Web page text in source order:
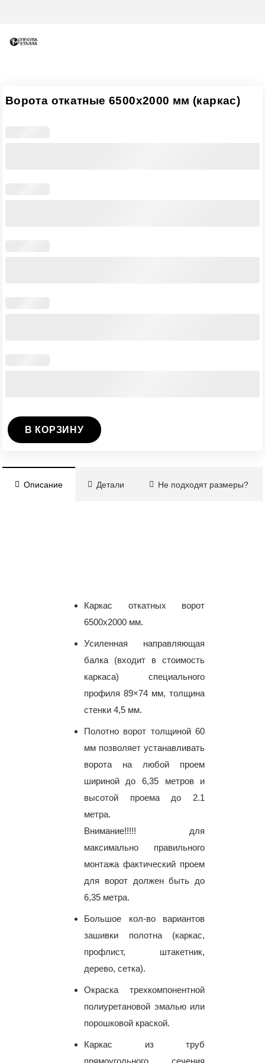
Ворота откатные 6500х2000 мм (каркас)
Количество
откатные
6500х2000
В КОРЗИНУ
Описание Детали Не подходят размеры?
Каркас откатных ворот
6500х2000 мм.
Усиленная направляющая
балка (входит в стоимость
каркаса) специального
профиля 89×74 мм, толщина
стенки 4,5 мм.
Полотно ворот толщиной 60
мм позволяет устанавливать
ворота на любой проем
шириной до 6,35 метров и
высотой проема до 2.1
метра.
Внимание!!!!! для
максимально правильного
монтажа фактический проем
для ворот должен быть до
6,35 метра.
Большое кол-во вариантов
зашивки полотна (каркас,
профлист, штакетник,
дерево, сетка).
Окраска трехкомпонентной
полиуретановой эмалью или
порошковой краской.
Каркас из труб